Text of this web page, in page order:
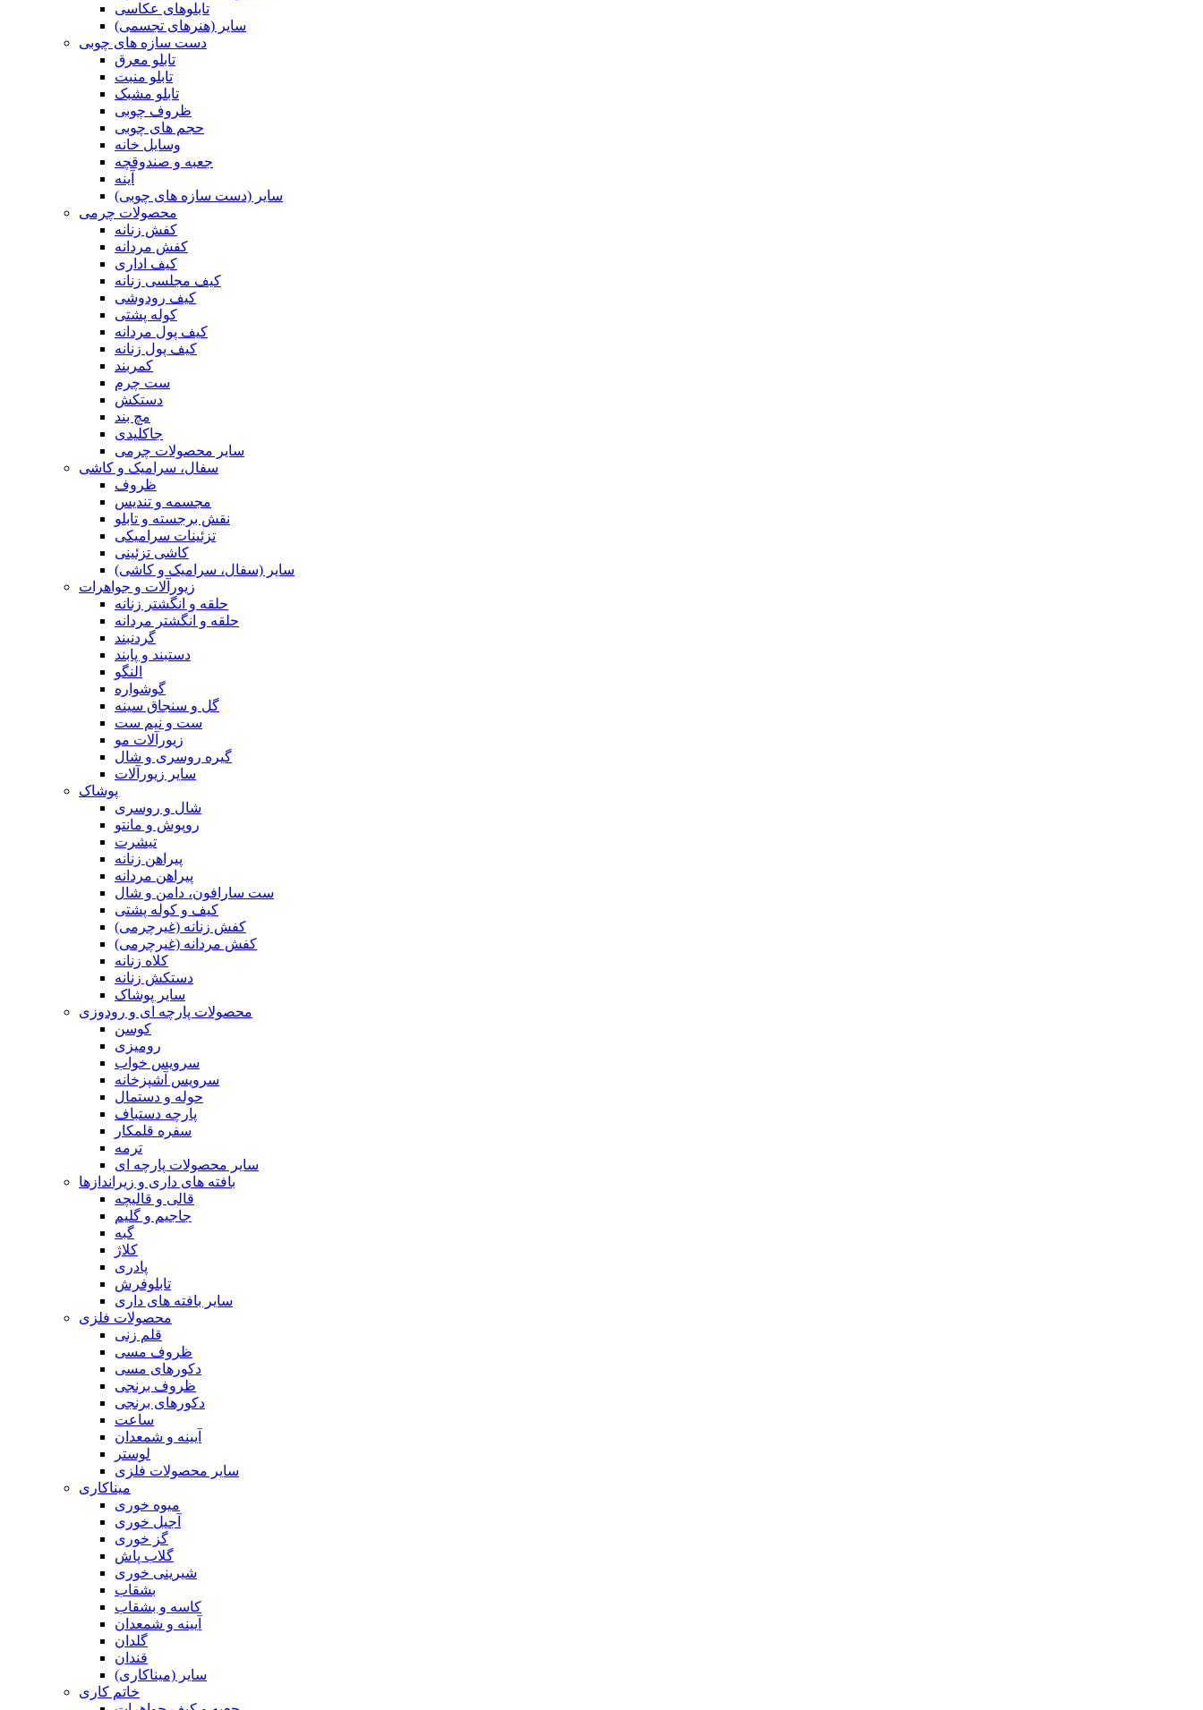
تابلوهای عکاسی
سایر (هنرهای تجسمی)
دست سازه های چوبی
تابلو معرق
تابلو منبت
تابلو مشبک
ظروف چوبی
حجم های چوبی
وسایل خانه
جعبه و صندوقچه
آینه
سایر (دست سازه های چوبی)
محصولات چرمی
کفش زنانه
کفش مردانه
کیف اداری
کیف مجلسی زنانه
کیف رودوشی
کوله پشتی
کیف پول مردانه
کیف پول زنانه
کمربند
ست چرم
دستکش
مچ بند
جاکلیدی
سایر محصولات چرمی
سفال، سرامیک و کاشی
ظروف
مجسمه و تندیس
نقش برجسته و تابلو
تزئینات سرامیکی
کاشی تزئینی
سایر (سفال، سرامیک و کاشی)
زیورآلات و جواهرات
حلقه و انگشتر زنانه
حلقه و انگشتر مردانه
گردنبند
دستبند و پابند
النگو
گوشواره
گل و سنجاق سینه
ست و نیم ست
زیورآلات مو
گیره روسری و شال
سایر زیورآلات
پوشاک
شال و روسری
روپوش و مانتو
تیشرت
پیراهن زنانه
پیراهن مردانه
ست سارافون، دامن و شال
کیف و کوله پشتی
کفش زنانه (غیرچرمی)
کفش مردانه (غیرچرمی)
کلاه زنانه
دستکش زنانه
سایر پوشاک
محصولات پارچه ای و رودوزی
کوسن
رومیزی
سرویس خواب
سرویس آشپزخانه
حوله و دستمال
پارچه دستباف
سفره قلمکار
ترمه
سایر محصولات پارچه ای
بافته های داری و زیراندازها
قالی و قالیچه
جاجیم و گلیم
گبه
کلاژ
پادری
تابلوفرش
سایر بافته های داری
محصولات فلزی
قلم زنی
ظروف مسی
دکورهای مسی
ظروف برنجی
دکورهای برنجی
ساعت
آیینه و شمعدان
لوستر
سایر محصولات فلزی
میناکاری
میوه خوری
آجیل خوری
گز خوری
گلاب پاش
شیرینی خوری
بشقاب
کاسه و بشقاب
آیینه و شمعدان
گلدان
قندان
سایر (میناکاری)
خاتم کاری